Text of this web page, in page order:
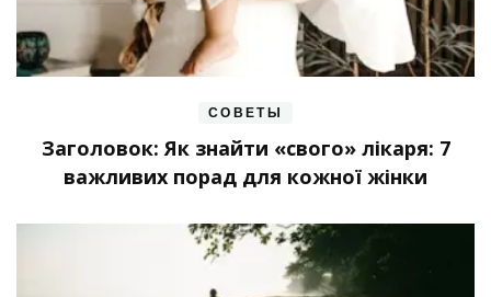
СОВЕТЫ
Заголовок: Як знайти «свого» лікаря: 7
важливих порад для кожної жінки